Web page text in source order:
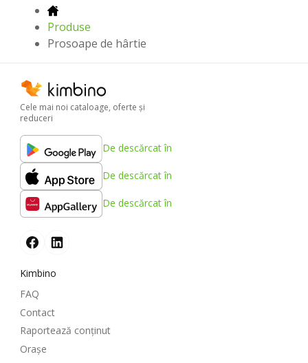
Produse
Prosoape de hârtie
Cele mai noi cataloage, oferte şi
reduceri
De descărcat în
De descărcat în
De descărcat în
Kimbino
FAQ
Contact
Raportează conținut
Oraşe